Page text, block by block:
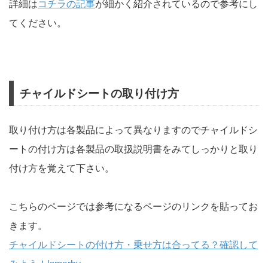
詳細はコチラの記事が細かく紹介されているので参考にし
てください。
チャイルドシートの取り付け方
取り付け方は各製品によって異なりますのでチャイルドシ
ートの付け方は各製品の取扱説明書をみてしっかりと取り
付け方を覚えて下さい。
こちらのページでは参考になるページのリンクを貼ってお
きます。
チャイルドシートの付け方・乗せ方は合ってる？確認して